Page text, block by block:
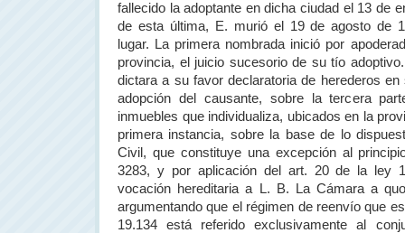
fallecido la adoptante en dicha ciudad el 13 de
de esta última, E. murió el 19 de agosto de
lugar. La primera nombrada inició por
provincia, el juicio sucesorio de su tío
dictara a su favor declaratoria de herederos
adopción del causante, sobre la tercera
inmuebles que individualiza, ubicados en la
primera instancia, sobre la base de lo
Civil, que constituye una excepción al
3283, y por aplicación del art. 20 de la ley
vocación hereditaria a L. B.
La Cámara a
argumentando que el régimen de reenvío que
19.134 está referido exclusivamente al